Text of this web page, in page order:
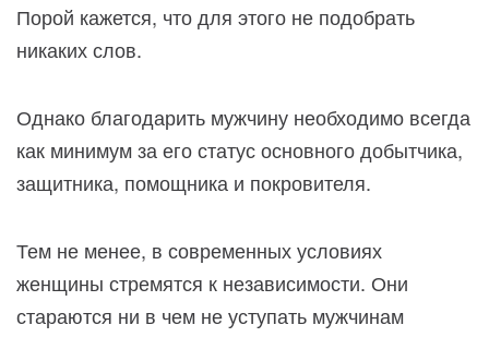
Порой кажется, что для этого не подобрать
никаких слов.
Однако благодарить мужчину необходимо всегда
как минимум за его статус основного добытчика,
защитника, помощника и покровителя.
Тем не менее, в современных условиях
женщины стремятся к независимости. Они
стараются ни в чем не уступать мужчинам